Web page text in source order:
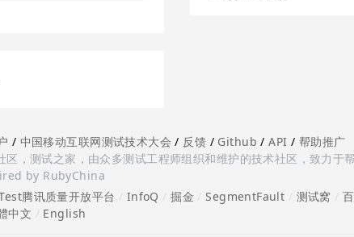
/ 中国移动互联网测试技术大会 / 反馈 / Github /API / 帮助推广
，测试之家，由众多测试工程师组织和维护的技术社区，致力于
by RubyChina
腾讯质量开放平台 InfoQ /掘金 /SegmentFault 测试窝 /
中文 English